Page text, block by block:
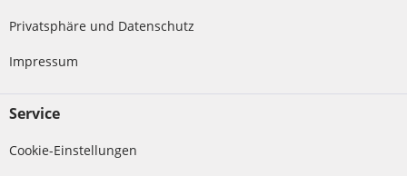
Privatsphäre und Datenschutz
Impressum
Service
Cookie-Einstellungen